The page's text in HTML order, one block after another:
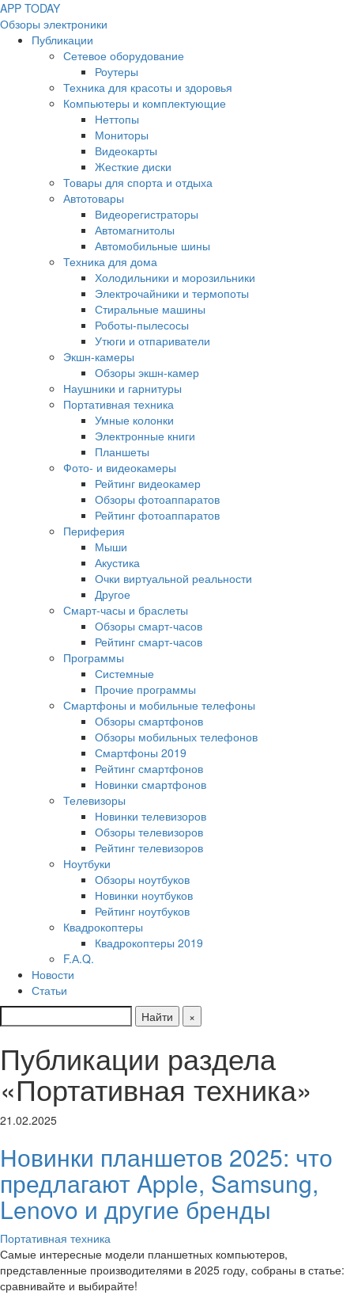
APP TODAY
Обзоры электроники
Публикации
Сетевое оборудование
Роутеры
Техника для красоты и здоровья
Компьютеры и комплектующие
Неттопы
Мониторы
Видеокарты
Жесткие диски
Товары для спорта и отдыха
Автотовары
Видеорегистраторы
Автомагнитолы
Автомобильные шины
Техника для дома
Холодильники и морозильники
Электрочайники и термопоты
Стиральные машины
Роботы-пылесосы
Утюги и отпариватели
Экшн-камеры
Обзоры экшн-камер
Наушники и гарнитуры
Портативная техника
Умные колонки
Электронные книги
Планшеты
Фото- и видеокамеры
Рейтинг видеокамер
Обзоры фотоаппаратов
Рейтинг фотоаппаратов
Периферия
Мыши
Акустика
Очки виртуальной реальности
Другое
Смарт-часы и браслеты
Обзоры смарт-часов
Рейтинг смарт-часов
Программы
Системные
Прочие программы
Смартфоны и мобильные телефоны
Обзоры смартфонов
Обзоры мобильных телефонов
Смартфоны 2019
Рейтинг смартфонов
Новинки смартфонов
Телевизоры
Новинки телевизоров
Обзоры телевизоров
Рейтинг телевизоров
Ноутбуки
Обзоры ноутбуков
Новинки ноутбуков
Рейтинг ноутбуков
Квадрокоптеры
Квадрокоптеры 2019
F.А.Q.
Новости
Статьи
Найти
×
Публикации раздела
«Портативная техника»
21.02.2025
Новинки планшетов 2025: что
предлагают Apple, Samsung,
Lenovo и другие бренды
Портативная техника
Самые интересные модели планшетных компьютеров,
представленные производителями в 2025 году, собраны в статье:
сравнивайте и выбирайте!